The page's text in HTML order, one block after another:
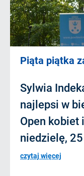
Piąta piątka
Sylwia
najlepsi w
Open kobiet
niedzielę,
czytaj więcej